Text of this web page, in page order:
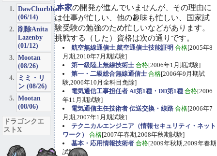
本家の開発が進んでいませんが、その理由に
は仕事が忙しい、他の趣味も忙しい、国家試
験受験の勉強のため忙しいなどがあります。
挑戦する（した）資格は次の通りです。
航空無線通信士,航空通信士技能証明 合格[2005年8
月期,2010年7月期試験]
第一級陸上無線技術士 合格[2006年1月期試験]
第一・二級総合無線通信士 合格[2006年9月期試
験,2006年10月全科目免除]
電気通信工事担任者 AI第1種・DD第1種 合格[2006
年11月期試験]
電気通信主任技術者 伝送交換・線路 合格[2006年7
月期,2007年1月期試験]
テクニカルエンジニア（情報セキュリティ・ネット
ワーク）
合格[2007年春期,2008年秋期試験]
基本・応用情報技術者 合格[2009年秋期,2009年春期
試験]
DawChurbhab
(06/14)
削除Anita
Lazenby
(01/12)
Mootan
(08/26)
ミミ・リ
ン (08/26)
Mootan
(08/06)
ドラゴンクエ
ストX